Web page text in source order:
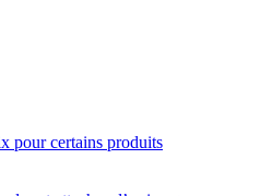
pour certains produits